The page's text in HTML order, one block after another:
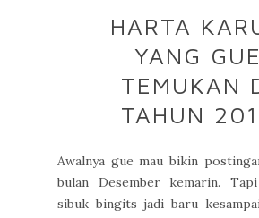
HARTA
YANG GUE
TEMUKAN
TAHUN
Awalnya gue mau bikin
bulan Desember kemarin.
sibuk bingits jadi baru